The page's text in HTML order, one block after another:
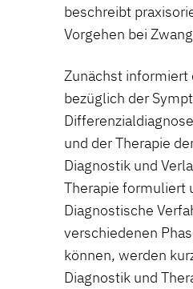
beschreibt
Vorgehen bei
Zunächst informiert
bezüglich der
und der Therapie
Diagnostik und
Therapie formuliert
Diagnostische
verschiedenen
können, werden
Diagnostik und